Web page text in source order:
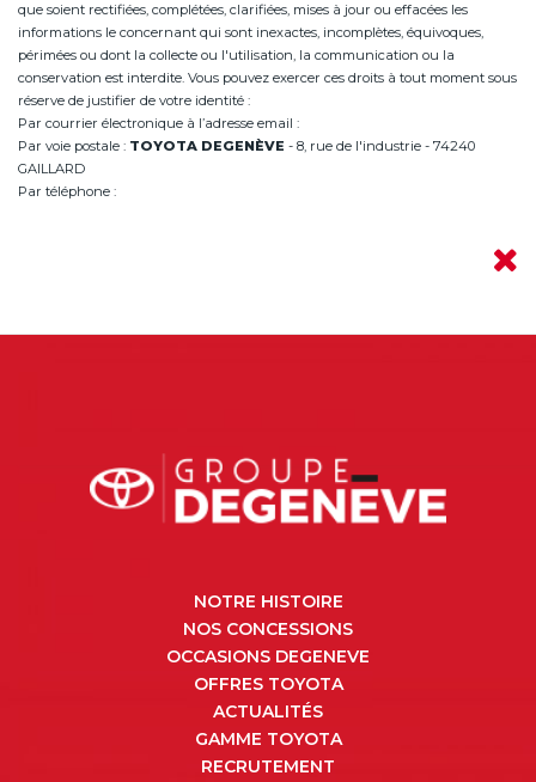
que soient rectifiées, complétées, clarifiées, mises à jour ou effacées les
informations le concernant qui sont inexactes, incomplètes, équivoques,
périmées ou dont la collecte ou l'utilisation, la communication ou la
conservation est interdite. Vous pouvez exercer ces droits à tout moment sous
réserve de justifier de votre identité :
Par courrier électronique à l’adresse email :
Par voie postale : TOYOTA DEGENÈVE - 8, rue de l'industrie - 74240
GAILLARD
Par téléphone :
NOTRE HISTOIRE
NOS CONCESSIONS
OCCASIONS DEGENEVE
OFFRES TOYOTA
ACTUALITÉS
GAMME TOYOTA
RECRUTEMENT